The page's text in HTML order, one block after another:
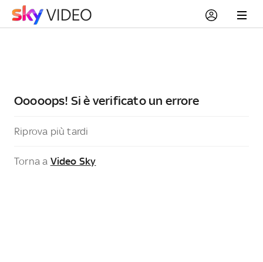
Ooooops! Si è verificato un errore
Riprova più tardi
Torna a Video Sky